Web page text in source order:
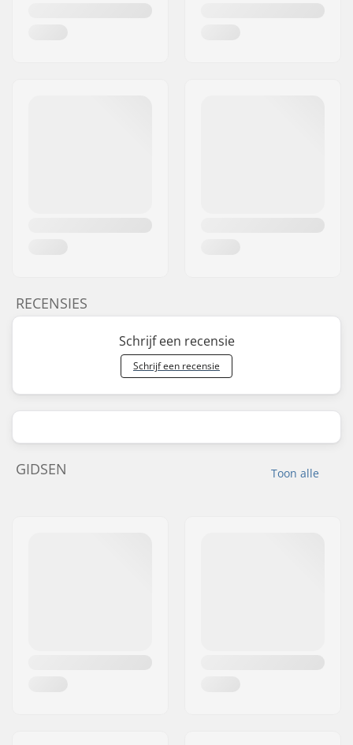
RECENSIES
Schrijf een recensie
Schrijf een recensie
Toon alle
GIDSEN